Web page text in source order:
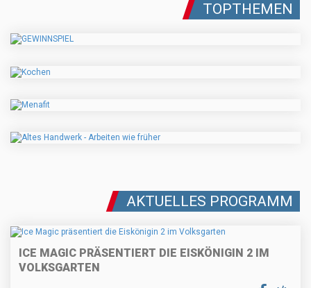
TOPTHEMEN
AKTUELLES PROGRAMM
ICE MAGIC PRÄSENTIERT DIE EISKÖNIGIN 2 IM
VOLKSGARTEN